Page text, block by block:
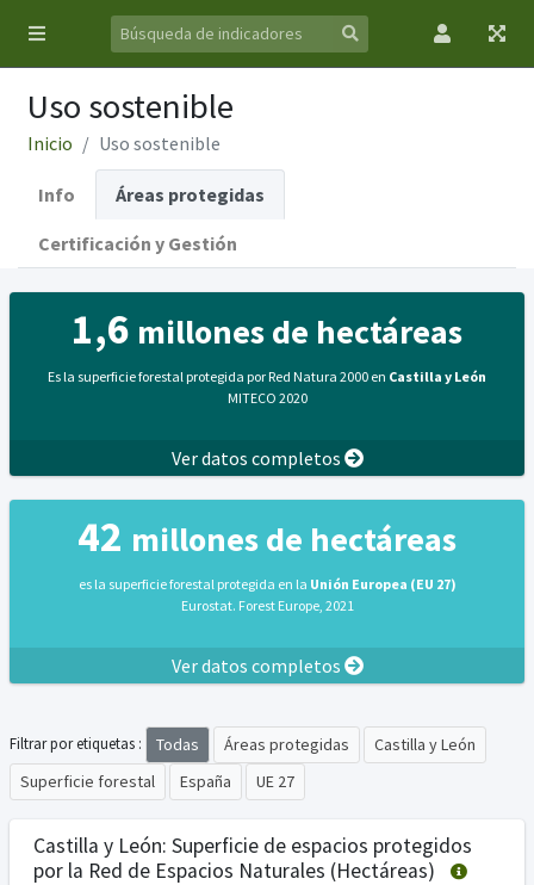
Uso sostenible
Inicio Uso sostenible
Info Áreas protegidas
Certificación y Gestión
1,6 millones de hectáreas
Es la superficie forestal protegida por Red Natura 2000 en Castilla y León
MITECO 2020
Ver datos completos
42 millones de hectáreas
es la superficie forestal protegida en la Unión Europea (EU 27)
Eurostat. Forest Europe, 2021
Ver datos completos
Filtrar por etiquetas : Todas Áreas protegidas
Castilla y León
Superficie forestal
España UE 27
Castilla y León: Superficie de espacios protegidos
por la Red de Espacios Naturales (Hectáreas)